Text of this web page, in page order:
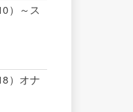
）～ス
）オナ